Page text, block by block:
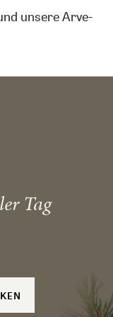
unsere Arve-
Tag